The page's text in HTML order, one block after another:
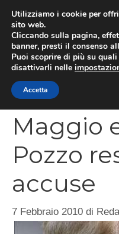
contenuto
Maggio
Pozzo
accuse
7 Febbraio 2010 di
Utilizziamo i cookie per
sito web.
Cliccando sulla pagina,
banner, presti il consenso
Puoi scoprire di più su
disattivarli nelle
Accetta